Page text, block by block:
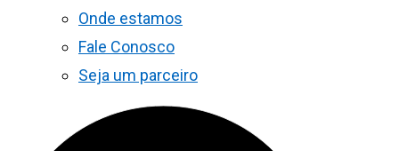
Onde estamos
Fale Conosco
Seja um parceiro